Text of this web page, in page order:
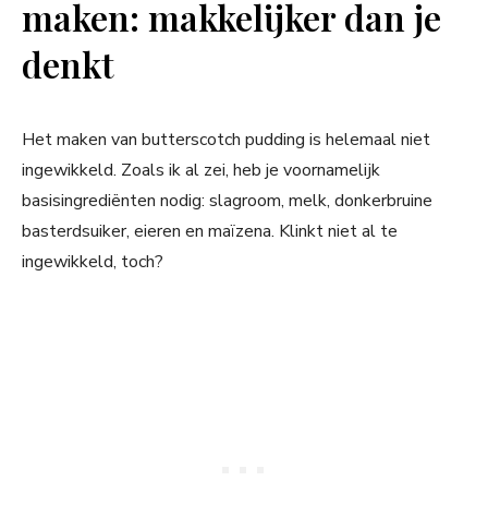
maken: makkelijker dan je
denkt
Het maken van butterscotch pudding is helemaal niet
ingewikkeld. Zoals ik al zei, heb je voornamelijk
basisingrediënten nodig: slagroom, melk, donkerbruine
basterdsuiker, eieren en maïzena. Klinkt niet al te
ingewikkeld, toch?